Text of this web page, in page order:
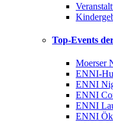
Top-Events
Moerser
ENNI-
ENNI
ENNI
ENNI
ENNI